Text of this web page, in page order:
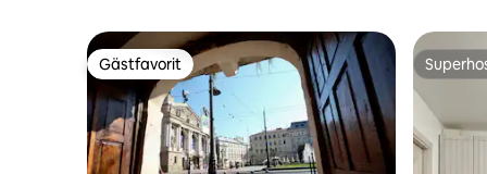
Gästfavorit
Gästfavorit